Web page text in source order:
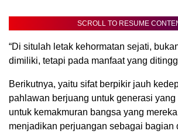
SCROLL TO RESUME
“Di situlah letak kehormatan sejati,
dimiliki, tetapi pada manfaat yang
Berikutnya, yaitu sifat berpikir jauh
pahlawan berjuang untuk generasi yang
untuk kemakmuran bangsa yang
menjadikan perjuangan sebagai bagian